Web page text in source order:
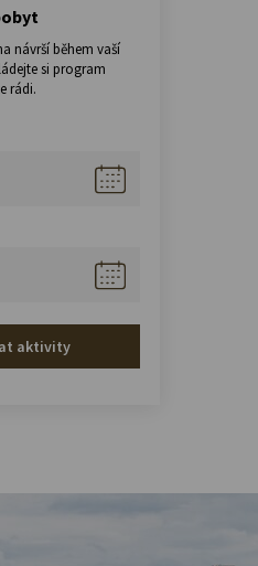
návrší během vaší
si program
rádi.
aktivity